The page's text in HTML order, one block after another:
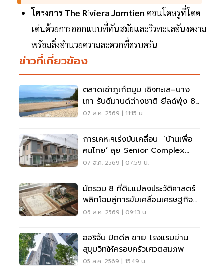
โครงการ The Riviera Jomtien คอนโดหรูที่โดด
เด่นด้วยการออกแบบที่ทันสมัยและวิวทะเลอันงดงาม
พร้อมสิ่งอำนวยความสะดวกที่ครบครัน
ข่าวที่เกี่ยวข้อง
ตลาดเช่าภูเก็ตบูม เชิงทะเล–บาง
เทา รับดีมานด์ต่างชาติ ยีลด์พุ่ง 8-
12%
07 ส.ค. 2569 | 11:15 น.
การเคหะฯเร่งขับเคลื่อน ‘บ้านเพื่อ
คนไทย’ ลุย Senior Complex
ฟื้นฟูเมือง
07 ส.ค. 2569 | 07:59 น.
มัดรวม 8 ที่ดินแปลงประวัติศาสตร์
พลิกโฉมสู่การขับเคลื่อนเศรษฐกิจ
เมือง
06 ส.ค. 2569 | 09:13 น.
ออริจิ้น ปิดดีล ขาย โรงแรมย่าน
สุขุมวิทให้ครอบครัวเศวตสมภพ
05 ส.ค. 2569 | 15:49 น.